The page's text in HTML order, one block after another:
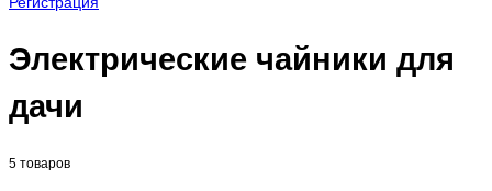
Электрические чайники для
дачи
5 товаров